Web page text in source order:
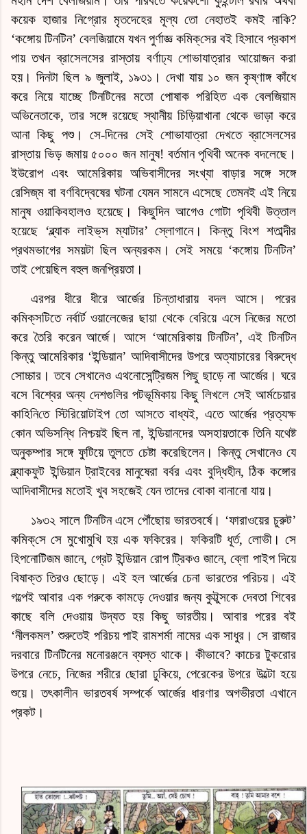
কয়েক হাজার নিগ্রোর মৃতদেহের মূল্য তো নেহাতই কমই নাকি?
‘কঙ্গোয় টিনটিন’ বেলজিয়ামে যখন পুর্ণাজ্ঞকমিক্‌সের বই হিসাবে প্রকাশ
পায় তখন ব্রাসেলসের রাস্তায় বর্ণাঢ্য শোভাযাত্রার আয়োজন করা
হয়। দিনটা ছিল ৯ জুলাই, ১৯৩১। দেখা যায় ১০ জন কৃষ্ণাঙ্গ কাঁধে
করে নিয়ে যাচ্ছে টিনটিনের মতো পোষাক পরিহিত এক বেলজিয়াম
অভিনেতাকে, তার সঙ্গে রয়েছে স্থানীয় চিড়িয়াখানা থেকে ভাড়া করে
আনা কিছু পশু। সে-দিনের সেই শোভাযাত্রা দেখতে ব্রাসেলসের
রাস্তায় ভিড় জমায় ৫০০০ জন মানুষ! বর্তমান পৃথিবী অনেক বদলেছে।
ইউরোপ এবং আমেরিকায় অভিবাসীদের সংখ্যা বাড়ার সঙ্গে সঙ্গে
রেসিজ্‌ম বা বর্ণবিদ্বেষের ঘটনা যেমন সামনে এসেছে তেমনই এই নিয়ে
মানুষ ওয়াকিবহালও হয়েছে। কিছুদিন আগেও গোটা পৃথিবী উত্তাল
হয়েছে ‘ব্ল্যাক লাইভ্‌স ম্যাটার’ স্লোগানে। কিন্তু বিংশ শতাব্দীর
প্রথমভাগের সময়টা ছিল অন্যরকম। সেই সময়ে ‘কঙ্গোয় টিনটিন’
তাই পেয়েছিল বহুল জনপ্রিয়তা।
এরপর ধীরে ধীরে আর্জের চিন্তাধারায় বদল আসে। পরের
কমিক্‌সটিতে নর্বার্ট ওয়ালেজের ছায়া থেকে বেরিয়ে এসে নিজের মতো
করে তৈরি করেন আর্জে। আসে ‘আমেরিকায় টিনটিন’, এই টিনটিন
কিন্তু আমেরিকার ‘ইন্ডিয়ান’ আদিবাসীদের উপরে অত্যাচারের বিরুদ্ধে
সোচ্চার। তবে সেখানেও এথনোসেন্ট্রিজম পিছু ছাড়ে না আর্জের। ঘরে
বসে বিশ্বের অন্য দেশগুলির পটভূমিকায় কিছু লিখলে সেই আর্মচেয়ার
কাহিনিতে স্টিরিয়োটাইপ তো আসতে বাধ্যই, এতেআর্জের প্রত্যক্ষ
কোন অভিসন্ধি নিশ্চয়ই ছিল না, ইন্ডিয়ানদের অসহায়তাকে তিনি যথেষ্ট
অনুকম্পার সঙ্গে ফুটিয়ে তুলতে চেষ্টা করেছিলেন। কিন্তু সেখানেও যে
ব্ল্যাকফুট ইন্ডিয়ান ট্রাইবের মানুষেরা বর্বর এবং বুদ্ধিহীন, ঠিক কঙ্গোর
আদিবাসীদের মতোই খুব সহজেই যেন তাদের বোকা বানানো যায়।
১৯৩২ সালে টিনটিন এসে পৌঁছোয় ভারতবর্ষে। ‘ফারাওয়ের চুরুট’
কমিক্‌সেসে মুখোমুখি হয় এক ফকিরের। ফকিরটি ধূর্ত, লোভী। সে
হিপনোটিজম জানে, গ্রেট ইন্ডিয়ান রোপ ট্রিকও জানে, ব্লো পাইপ দিয়ে
বিষাক্ত তিরও ছোড়ে। এই হল আর্জের চেনা ভারতের পরিচয়। এই
গল্পেই আবার এক গরুকে কামড়ে দেওয়ার জন্য কুট্টুসকে দেবতা শিবের
কাছে বলি দেওয়ায় উদ্যত হয় কিছু ভারতীয়। আবার পরের বই
‘নীলকমল’ শুরুতেই পরিচয় পাই রামশর্মা নামের এক সাধুর। সে রাজার
দরবারে টিনটিনের মনোরঞ্জনে ব্যস্ত থাকে। কীভাবে? কাচের টুকরোর
উপরে নেচে, নিজের শরীরে ছোরা ঢুকিয়ে, পেরেকের উপরে উল্টো হয়ে
শুয়ে। তৎকালীন ভারতবর্ষ সম্পর্কে আর্জের ধারণার অগভীরতা এখানে
প্রকট।